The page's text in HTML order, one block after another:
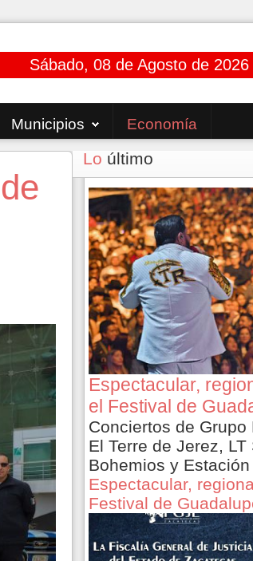
Sábado, 08 de Agosto de 2026
Municipios Economía
Lo último
Espectacular,
el Festival de
Conciertos de
El Terre de Jerez,
Bohemios y Estación
Espectacular,
Festival de